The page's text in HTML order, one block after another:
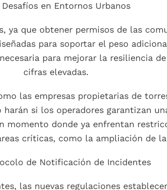
en Entornos Urbanos
ya que obtener permisos de las
para soportar el peso
para mejorar la resiliencia
cifras elevadas.
las empresas propietarias de
si los operadores garantizan
donde ya enfrentan
críticas, como la ampliación de
de Notificación de Incidentes
las nuevas regulaciones